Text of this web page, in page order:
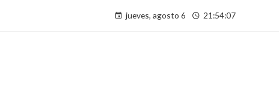
jueves, agosto 6 21:54:08